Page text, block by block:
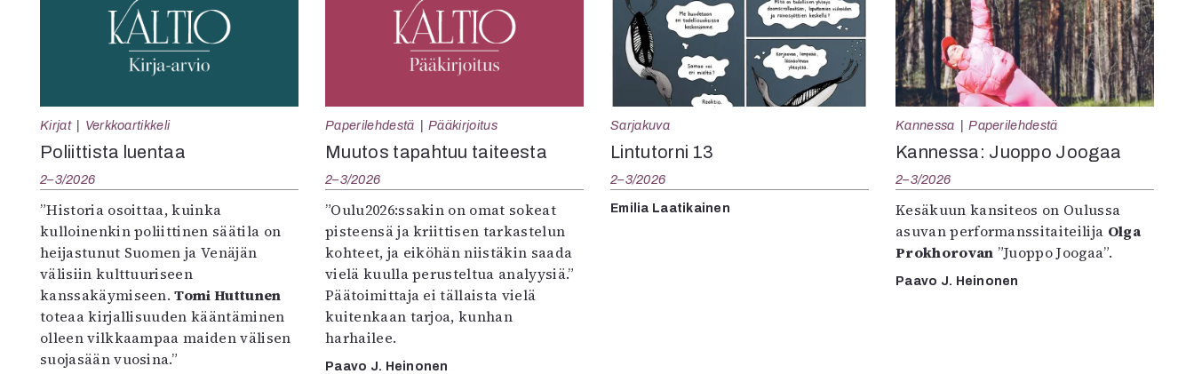
Kirjat Verkkoartikkeli
Poliittista luentaa
2–3/2026
”Historia osoittaa, kuinka
kulloinenkin poliittinen säätila on
heijastunut Suomen ja Venäjän
välisiin kulttuuriseen
kanssakäymiseen.Tomi Huttunen
toteaa kirjallisuuden kääntäminen
olleen vilkkaampaa maiden välisen
suojasään vuosina.”
Paperilehdestä Pääkirjoitus
Muutos tapahtuu taiteesta
2–3/2026
”Oulu2026:ssakin on omat sokeat
pisteensä ja kriittisen tarkastelun
kohteet, ja eiköhän niistäkin saada
vielä kuulla perusteltua analyysiä.”
Päätoimittaja ei tällaista vielä
kuitenkaan tarjoa, kunhan
harhailee.
Paavo J. Heinonen
Sarjakuva
Lintutorni 13
2–3/2026
Emilia Laatikainen
Kannessa Paperilehdestä
Kannessa: Juoppo Joogaa
2–3/2026
Kesäkuun kansiteos on Oulussa
asuvan performanssitaiteilija Olga
Prokhorovan ”Juoppo Joogaa”.
Paavo J. Heinonen